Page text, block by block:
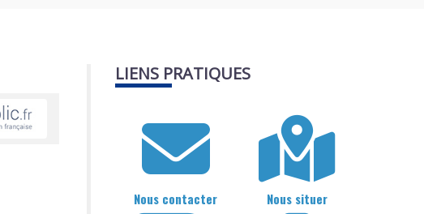
LIENS PRATIQUES
Nous contacter Nous situer